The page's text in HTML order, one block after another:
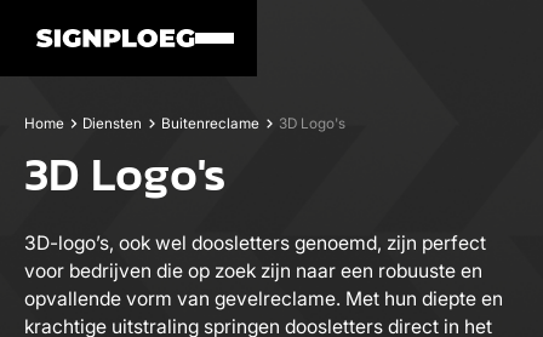
Home Diensten Buitenreclame 3D Logo's
3D Logo's
3D-logo’s, ook wel doosletters genoemd, zijn perfect
voor bedrijven die op zoek zijn naar een robuuste en
opvallende vorm van gevelreclame. Met hun diepte en
krachtige uitstraling springen doosletters direct in het